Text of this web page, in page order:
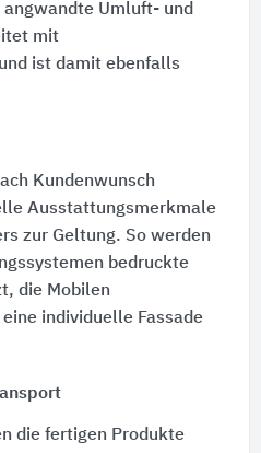
angwandte Umluft- und
mit
ist damit ebenfalls
Kundenwunsch
Ausstattungsmerkmale
zur Geltung. So werden
bedruckte
die Mobilen
individuelle Fassade
die fertigen Produkte